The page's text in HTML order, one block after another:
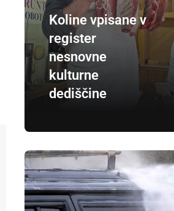
Koline vpisane v
register
nesnovne
kulturne
dediščine